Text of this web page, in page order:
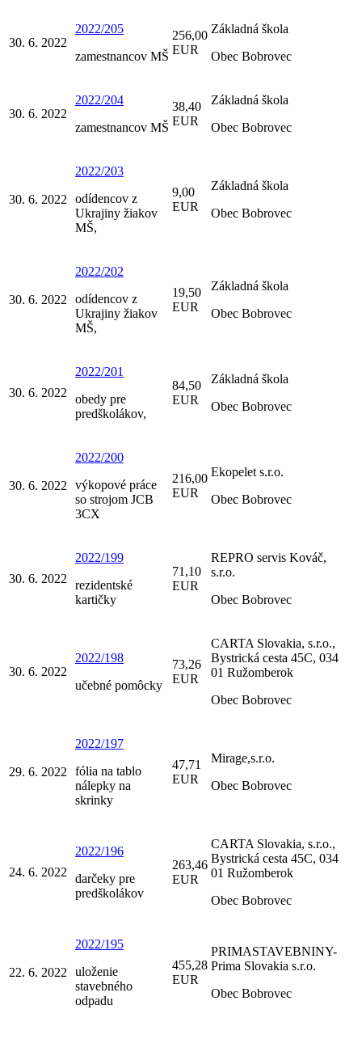
30. 6. 2022
2022/205
zamestnancov MŠ
256,00
EUR
Základná škola
Obec Bobrovec
30. 6. 2022
2022/204
zamestnancov MŠ
38,40
EUR
Základná škola
Obec Bobrovec
30. 6. 2022
2022/203
odídencov z
Ukrajiny žiakov
MŠ,
9,00
EUR
Základná škola
Obec Bobrovec
30. 6. 2022
2022/202
odídencov z
Ukrajiny žiakov
MŠ,
19,50
EUR
Základná škola
Obec Bobrovec
30. 6. 2022
2022/201
obedy pre
predškolákov,
84,50
EUR
Základná škola
Obec Bobrovec
30. 6. 2022
2022/200
výkopové práce
so strojom JCB
3CX
216,00
EUR
Ekopelet s.r.o.
Obec Bobrovec
30. 6. 2022
2022/199
rezidentské
kartičky
71,10
EUR
REPRO servis Kováč,
s.r.o.
Obec Bobrovec
30. 6. 2022
2022/198
učebné pomôcky
73,26
EUR
CARTA Slovakia, s.r.o.,
Bystrická cesta 45C, 034
01 Ružomberok
Obec Bobrovec
29. 6. 2022
2022/197
fólia na tablo
nálepky na
skrinky
47,71
EUR
Mirage,s.r.o.
Obec Bobrovec
24. 6. 2022
2022/196
darčeky pre
predškolákov
263,46
EUR
CARTA Slovakia, s.r.o.,
Bystrická cesta 45C, 034
01 Ružomberok
Obec Bobrovec
22. 6. 2022
2022/195
uloženie
stavebného
odpadu
455,28
EUR
PRIMASTAVEBNINY-
Prima Slovakia s.r.o.
Obec Bobrovec